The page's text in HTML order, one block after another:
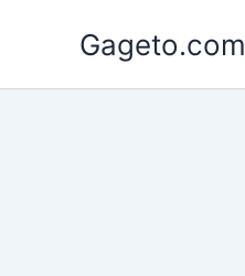
Gageto.com